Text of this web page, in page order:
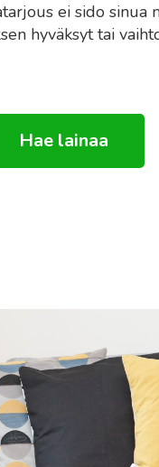
ei sido sinua
hyväksyt tai
Hae lainaa